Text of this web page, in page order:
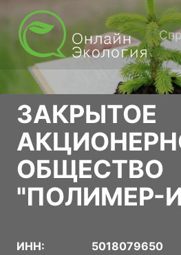
ЗАКРЫТОЕ
ОБЩЕСТВО
"ПОЛИМЕР-
ИНН:
5018079650